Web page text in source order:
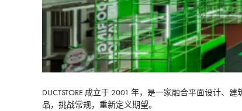
DUCTSTORE 成立于 2001 年，是一家融合平面设计
品，挑战常规，重新定义期望。